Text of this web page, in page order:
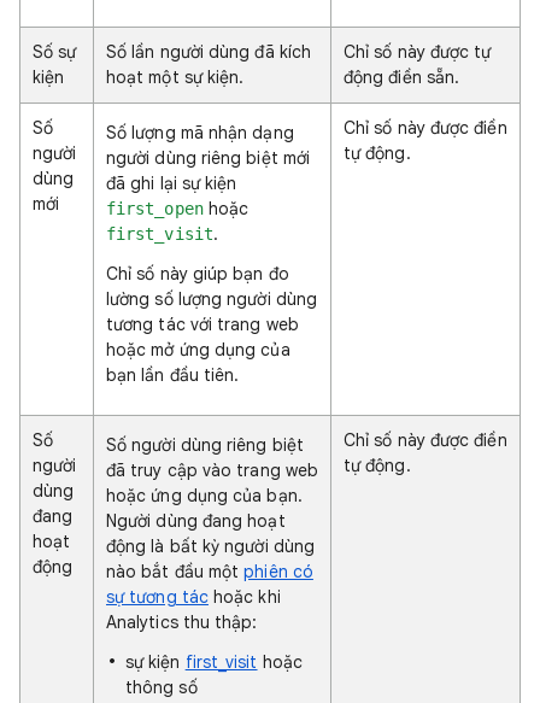
Số sự
kiện
Số lần người dùng đã kích
hoạt một sự kiện.
Chỉ số này được tự
động điền sẵn.
Số
người
dùng
mới
Số lượng mã nhận dạng
người dùng riêng biệt mới
đã ghi lại sự kiện
first_openhoặc
first_visit.
Chỉ số này giúp bạn đo
lường số lượng người dùng
tương tác với trang web
hoặc mở ứng dụng của
bạn lần đầu tiên.
Chỉ số này được điền
tự động.
Số
người
dùng
đang
hoạt
động
Số người dùng riêng biệt
đã truy cập vào trang web
hoặc ứng dụng của bạn.
Người dùng đang hoạt
động là bất kỳ người dùng
nào bắt đầu mộtphiên có
sự tương táchoặc khi
Analytics thu thập:
sự kiện first_visit hoặc
thông số
Chỉ số này được điền
tự động.